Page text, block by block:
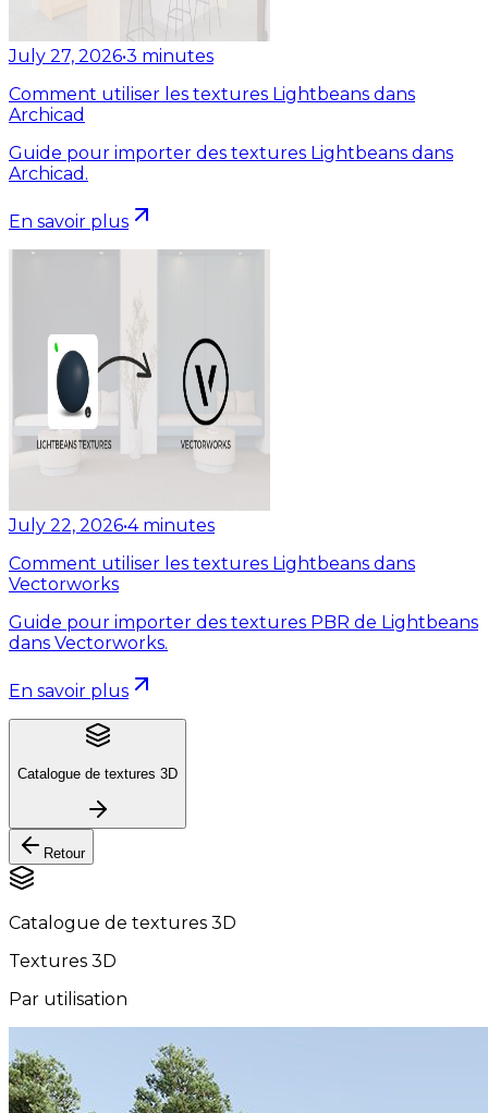
July 27, 2026•3 minutes
Comment utiliser les textures Lightbeans dans
Archicad
Guide pour importer des textures Lightbeans dans
Archicad.
En savoir plus
July 22, 2026•4 minutes
Comment utiliser les textures Lightbeans dans
Vectorworks
Guide pour importer des textures PBR de Lightbeans
dans Vectorworks.
En savoir plus
Catalogue de textures 3D
Retour
Catalogue de textures 3D
Textures 3D
Par utilisation